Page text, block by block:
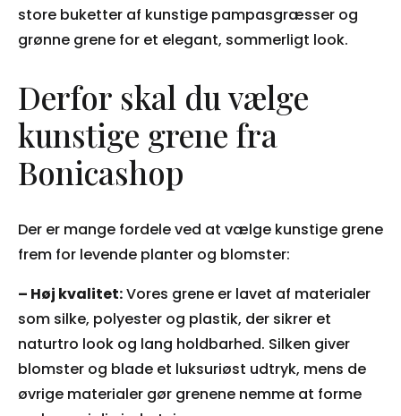
store buketter af kunstige pampasgræsser og
grønne grene for et elegant, sommerligt look.
Derfor skal du vælge
kunstige grene fra
Bonicashop
Der er mange fordele ved at vælge kunstige grene
frem for levende planter og blomster:
– Høj kvalitet:Vores grene er lavet af materialer
som silke, polyester og plastik, der sikrer et
naturtro look og lang holdbarhed. Silken giver
blomster og blade et luksuriøst udtryk, mens de
øvrige materialer gør grenene nemme at forme